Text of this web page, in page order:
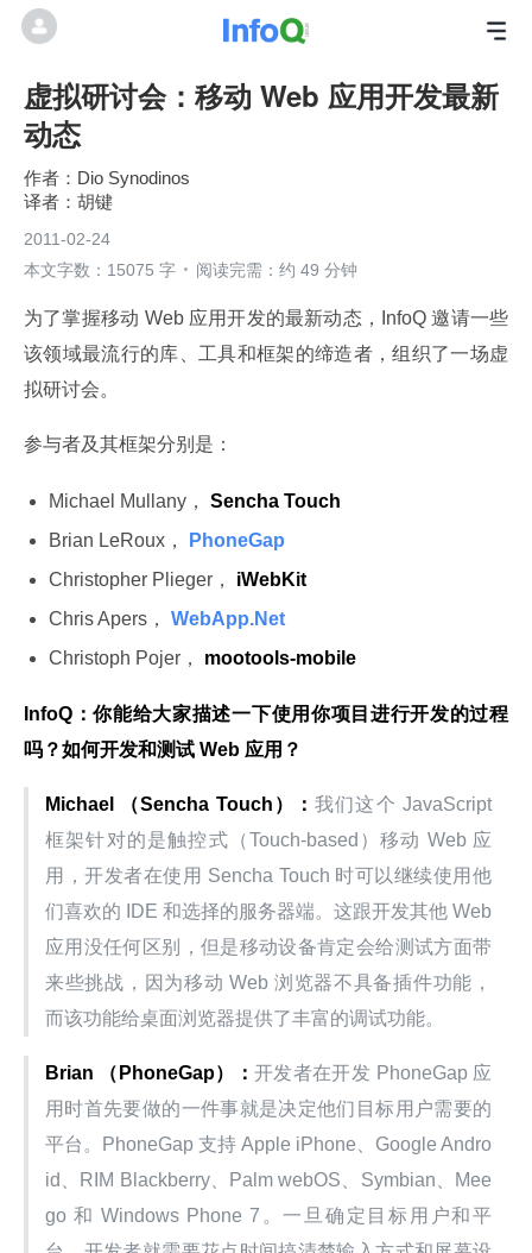
虚拟研讨会：移动 Web 应用开发最新
动态
Dio Synodinos
胡键
2011-02-24
本文字数：15075 字
阅读完需：约 49 分钟
为了掌握移动 Web 应用开发的最新动态，InfoQ 邀请一些
该领域最流行的库、工具和框架的缔造者，组织了一场虚
拟研讨会。
参与者及其框架分别是：
Michael Mullany，
Sencha Touch
Brian LeRoux，
PhoneGap
Christopher Plieger，
iWebKit
Chris Apers，
WebApp.Net
Christoph Pojer，
mootools-mobile
InfoQ：你能给大家描述一下使用你项目进行开发的过程
吗？如何开发和测试 Web 应用？
Michael （Sencha Touch）：我们这个 JavaScript
框架针对的是触控式（Touch-based）移动 Web 应
用，开发者在使用 Sencha Touch 时可以继续使用他
们喜欢的 IDE 和选择的服务器端。这跟开发其他 Web
应用没任何区别，但是移动设备肯定会给测试方面带
来些挑战，因为移动 Web 浏览器不具备插件功能，
而该功能给桌面浏览器提供了丰富的调试功能。
Brian （PhoneGap）： 开发者在开发 PhoneGap 应
用时首先要做的一件事就是决定他们目标用户需要的
平台。PhoneGap 支持 Apple iPhone、Google Andro
id、RIM Blackberry、Palm webOS、Symbian、Mee
go 和 Windows Phone 7。一旦确定目标用户和平